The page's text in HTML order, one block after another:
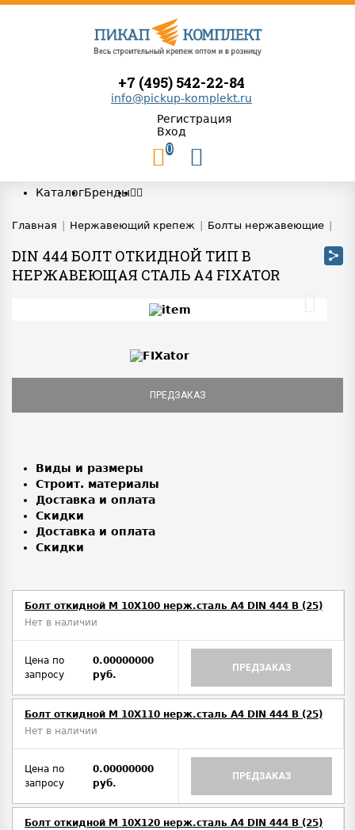
+7 (495) 542-22-84
info@pickup-komplekt.ru
Регистрация
Вход
0
КаталогБренды
Главная Нержавеющий крепеж Болты нержавеющие
DIN 444 БОЛТ ОТКИДНОЙ ТИП B
НЕРЖАВЕЮЩАЯ СТАЛЬ A4 FIXATOR
ПРЕДЗАКАЗ
Виды и размеры
Строит. материалы
Доставка и оплата
Скидки
Доставка и оплата
Скидки
Болт откидной M 10Х100 нерж.сталь A4 DIN 444 B (25)
Нет в наличии
Цена по
запросу
0.00000000
руб.
ПРЕДЗАКАЗ
Болт откидной M 10Х110 нерж.сталь A4 DIN 444 B (25)
Нет в наличии
Цена по
запросу
0.00000000
руб.
ПРЕДЗАКАЗ
Болт откидной M 10Х120 нерж.сталь A4 DIN 444 B (25)